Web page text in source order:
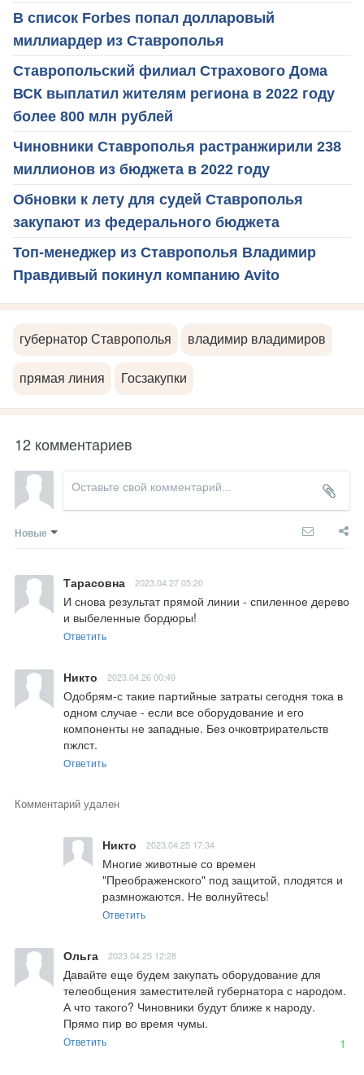
В список Forbes попал долларовый
миллиардер из Ставрополья
Ставропольский филиал Страхового Дома
ВСК выплатил жителям региона в 2022 году
более 800 млн рублей
Чиновники Ставрополья растранжирили 238
миллионов из бюджета в 2022 году
Обновки к лету для судей Ставрополья
закупают из федерального бюджета
Топ-менеджер из Ставрополья Владимир
Правдивый покинул компанию Avito
губернатор Ставрополья владимир владимиров
прямая линия Госзакупки
12 комментариев
Новые
Тарасовна 2023.04.27 05:20
И снова результат прямой линии - спиленное дерево
и выбеленные бордюры!
Ответить
Никто 2023.04.26 00:49
Одобрям-с такие партийные затраты сегодня тока в
одном случае - если все оборудование и его
компоненты не западные. Без очковтрирательств
пжлст.
Ответить
Комментарий удален
Никто 2023.04.25 17:34
Многие животные со времен
"Преображенского" под защитой, плодятся и
размножаются. Не волнуйтесь!
Ответить
Ольга 2023.04.25 12:28
Давайте еще будем закупать оборудование для
телеобщения заместителей губернатора с народом.
А что такого? Чиновники будут ближе к народу.
Прямо пир во время чумы.
Ответить 1